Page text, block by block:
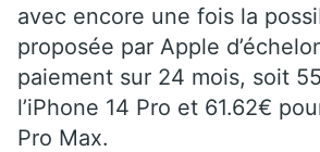
avec encore une fois la
proposée par Apple
paiement sur 24 mois, soit
l’iPhone 14 Pro et 61.62€
Pro Max.